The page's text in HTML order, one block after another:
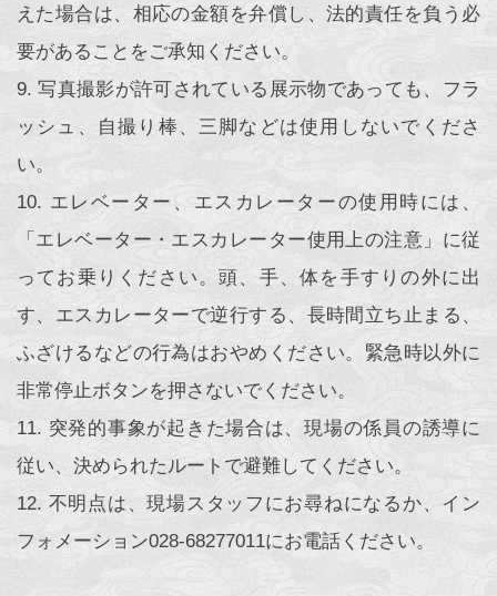
えた場合は、相応の金額を弁償し、法的責任を負う必
要があることをご承知ください。
9. 写真撮影が許可されている展示物であっても、フラ
ッシュ、自撮り棒、三脚などは使用しないでくださ
い。
10. エレベーター、エスカレーターの使用時には、
「エレベーター・エスカレーター使用上の注意」に従
ってお乗りください。頭、手、体を手すりの外に出
す、エスカレーターで逆行する、長時間立ち止まる、
ふざけるなどの行為はおやめください。緊急時以外に
非常停止ボタンを押さないでください。
11. 突発的事象が起きた場合は、現場の係員の誘導に
従い、決められたルートで避難してください。
12. 不明点は、現場スタッフにお尋ねになるか、イン
フォメーション028-68277011にお電話ください。